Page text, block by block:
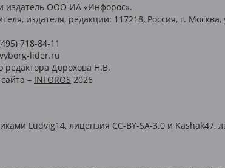
издатель ООО ИА «Инфорос».
издателя, редакции: 117218, Россия, г.
718-84-11
lider.ru
редактора Дорохова Н.В.
– INFOROS 2026
Ludvig14, лицензия CC-BY-SA-3.0 и Kashak47,